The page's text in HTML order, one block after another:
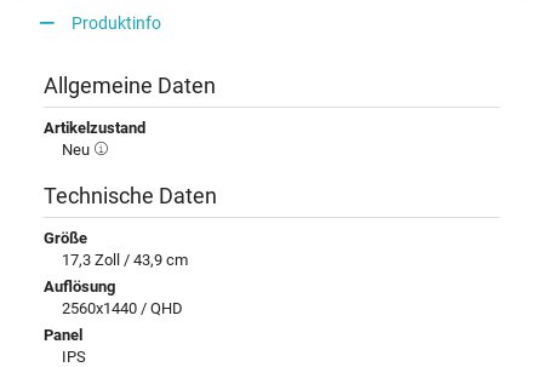
Produktinfo
Allgemeine Daten
Artikelzustand
Neu
Technische Daten
Größe
17,3 Zoll / 43,9 cm
Auflösung
2560x1440 / QHD
Panel
IPS